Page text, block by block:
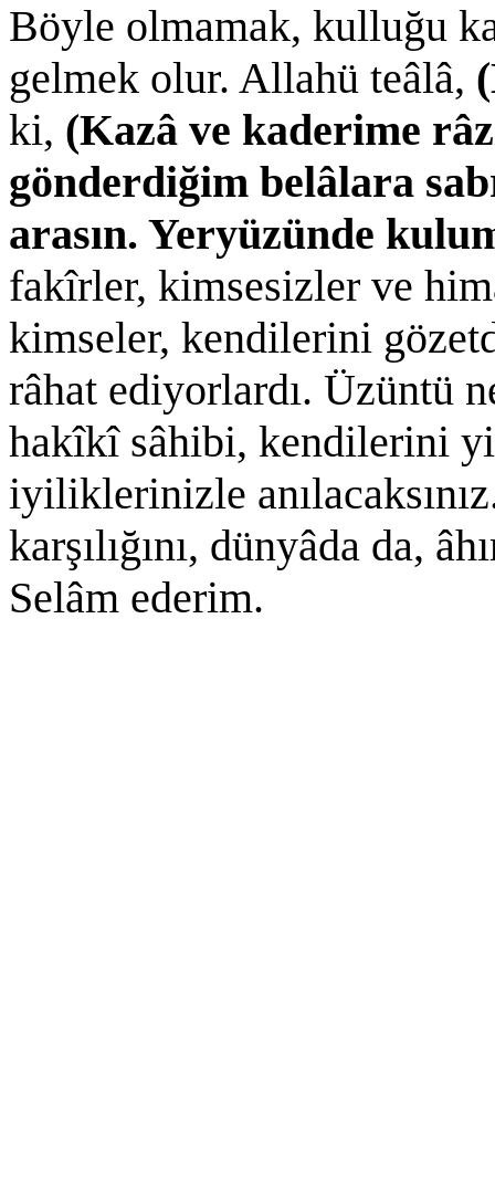
Böyle olmamak, kulluğu
gelmek olur. Allahü teâlâ,
ki, (Kazâ ve kaderime
gönderdiğim belâlara
arasın. Yeryüzünde
fakîrler, kimsesizler ve
kimseler, kendilerini
râhat ediyorlardı. Üzüntü
hakîkî sâhibi, kendilerini
iyiliklerinizle
karşılığını, dünyâda da,
Selâm ederim.